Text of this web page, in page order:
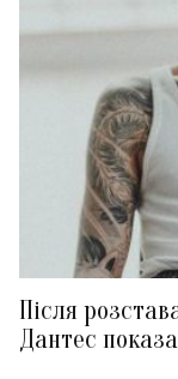
Після
Дантес